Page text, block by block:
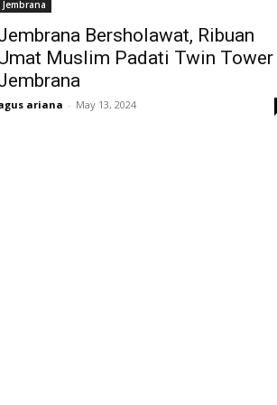
Jembrana
Bersholawat, Ribuan
Muslim Padati Twin Tower
ariana - May 13, 2024